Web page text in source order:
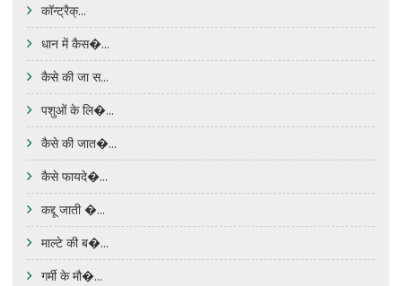
कॉन्ट्रैक्...
धान में कैस�...
कैसे की जा स...
पशुओं के लि�...
कैसे की जात�...
कैसे फायदे�...
कद्दू जाती �...
माल्टे की ब�...
गर्मी के मौ�...